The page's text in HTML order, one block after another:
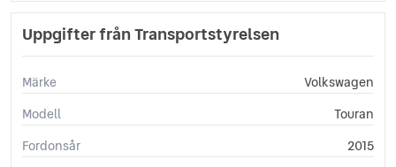
Tonade rutor
Uppvärmda spolare
Uppgifter från Transportstyrelsen
Märke
Volkswagen
Modell
Touran
Fordonsår
2015